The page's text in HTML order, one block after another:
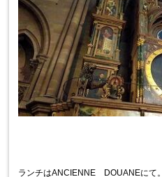
ランチはANCIENNE DOUANEにて。